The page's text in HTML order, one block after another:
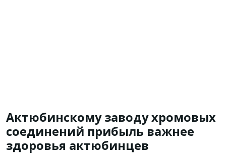
Актюбинскому заводу хромовых
соединений прибыль важнее
здоровья актюбинцев